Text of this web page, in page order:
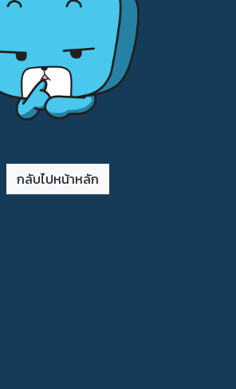
กลับไปหน้าหลัก